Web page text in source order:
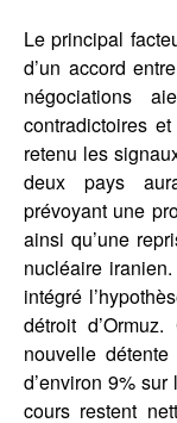
Le principal
d’un accord
négociations
contradictoires
retenu les
deux pays
prévoyant une
ainsi qu’une
nucléaire
intégré
détroit
nouvelle
d’environ 9%
cours restent